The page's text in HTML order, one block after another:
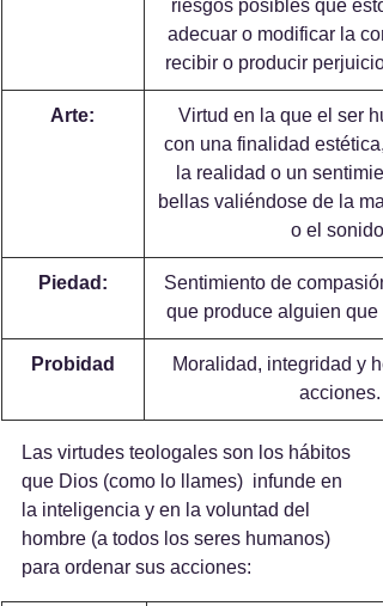
riesgos posibles que
adecuar o modificar la
recibir o producir
Arte:
con una finalidad
la realidad o un
bellas valiéndose de la
o el sonido.
Piedad:
que produce alguien que
Probidad
acciones.
Las virtudes teologales son los hábitos
que Dios (como lo llames)  infunde en
la inteligencia y en la voluntad del
hombre (a todos los seres humanos)
para ordenar sus acciones: